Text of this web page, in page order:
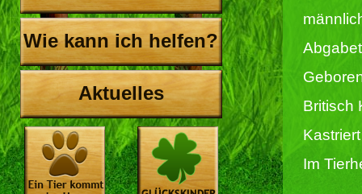
Wie kann ich helfen?
Aktuelles
Britisch
Im